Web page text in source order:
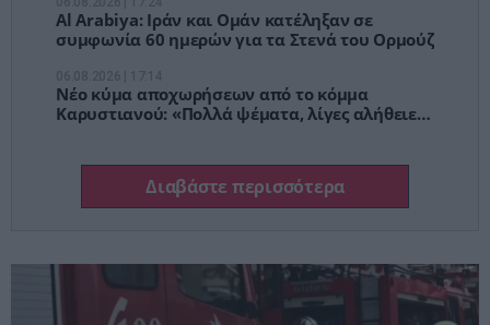
Al Arabiya: Ιράν και Ομάν κατέληξαν σε
συμφωνία 60 ημερών για τα Στενά του Ορμούζ
Νέο κύμα αποχωρήσεων από το κόμμα
Καρυστιανού: «Πολλά ψέματα, λίγες αλήθειες»
Διαβάστε περισσότερα